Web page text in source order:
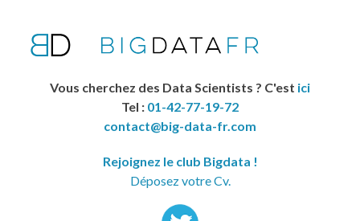
Vous cherchez des Data Scientists ? C'est ici
Tel : 01-42-77-19-72
contact@big-data-fr.com
Rejoignez le club Bigdata !
Déposez votre Cv.